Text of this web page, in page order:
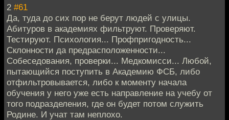
2 #61
Да, туда до сих пор не берут людей с улицы.
Абитуров в академиях фильтруют. Проверяют.
Тестируют. Психология... Профпригодность...
Склонности да предрасположенности...
Собеседования, проверки... Медкомисси... Любой,
пытающийся поступить в Академию ФСБ, либо
отфильтровывается, либо к моменту начала
обучения у него уже есть направление на учебу от
того подразделения, где он будет потом служить
Родине. И учат там неплохо.